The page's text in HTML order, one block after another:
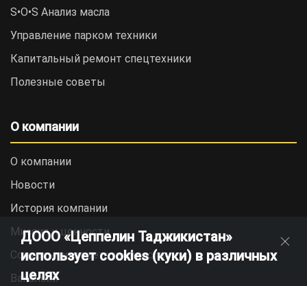
S•O•S Анализ масла
Управление парком техники
Капитальный ремонт спецтехники
Полезные советы
О компании
О компании
Новости
История компании
Миссия и ценности
Социальная ответственность
Вакансии
ДООО «Цеппелин Таджикистан»
использует cookies (куки) в различных
целях